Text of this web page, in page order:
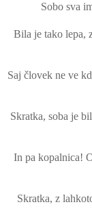
Sobo sva
Bila je tako lepa,
Saj človek ne ve
Skratka, soba je
In pa kopalnica!
Skratka, z